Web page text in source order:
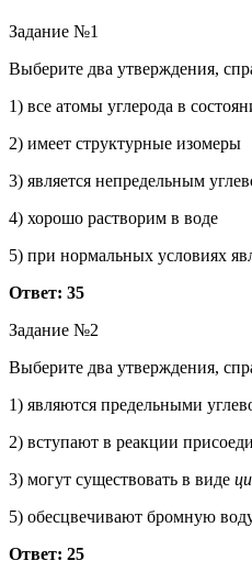
Задание №1
Выберите два утверждения,
1) все атомы углерода в
2) имеет структурные изомеры
3) является непредельным
4) хорошо растворим в воде
5) при нормальных условиях
Ответ: 35
Задание №2
Выберите два утверждения,
1) являются предельными
2) вступают в реакции
3) могут существовать в виде
5) обесцвечивают бромную
Ответ: 25